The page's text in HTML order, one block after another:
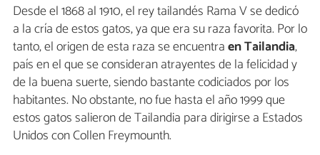
Desde el 1868 al 1910, el rey tailandés Rama V se dedicó
a la cría de estos gatos, ya que era su raza favorita. Por lo
tanto, el origen de esta raza se encuentraen Tailandia,
país en el que se consideran atrayentes de la felicidad y
de la buena suerte, siendo bastante codiciados por los
habitantes. No obstante, no fue hasta el año 1999 que
estos gatos salieron de Tailandia para dirigirse a Estados
Unidos con Collen Freymounth.